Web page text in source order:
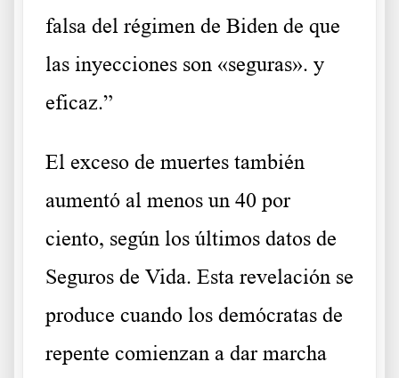
falsa del régimen de Biden de que
las inyecciones son «seguras». y
eficaz.”
El exceso de muertes también
aumentó al menos un 40 por
ciento, según los últimos datos de
Seguros de Vida. Esta revelación se
produce cuando los demócratas de
repente comienzan a dar marcha